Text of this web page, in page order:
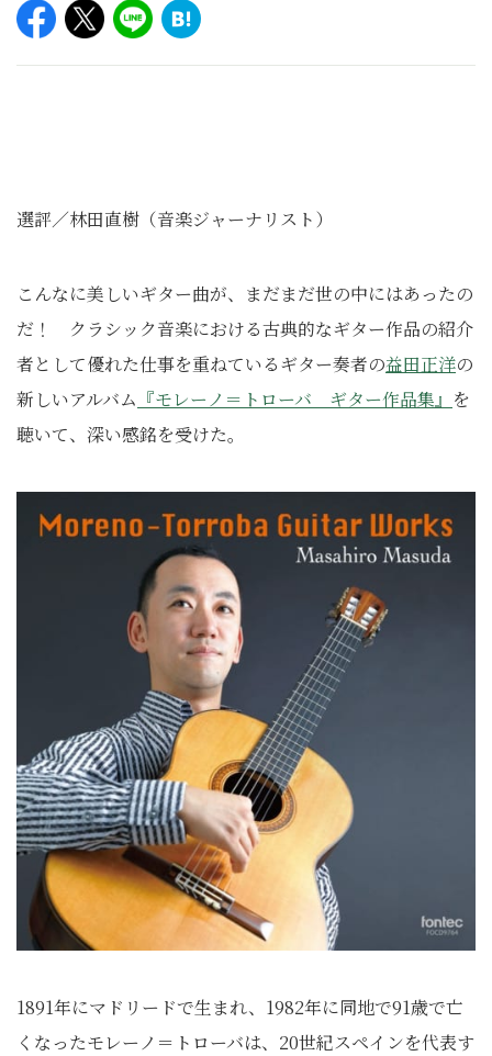
選評／林田直樹（音楽ジャーナリスト）
こんなに美しいギター曲が、まだまだ世の中にはあったの
だ！ クラシック音楽における古典的なギター作品の紹介
者として優れた仕事を重ねているギター奏者の益田正洋の
新しいアルバム 『モレーノ＝トローバ ギター作品集』 を
聴いて、深い感銘を受けた。
1891年にマドリードで生まれ、1982年に同地で91歳で亡
くなったモレーノ＝トローバは、20世紀スペインを代表す